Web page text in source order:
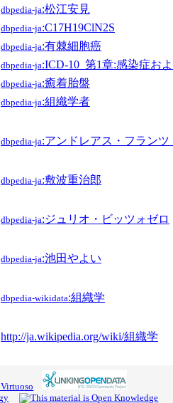
dbpedia-ja:松江安見
dbpedia-ja:C17H19ClN2S
dbpedia-ja:有棘細胞癌
dbpedia-ja:ICD-10_第1章:感染症お
dbpedia-ja:癒着胎盤
dbpedia-ja:組織学者
dbpedia-ja:アンドレアス・フラン
dbpedia-ja:敷波重治郎
dbpedia-ja:ジュリオ・ビッツォゼロ
dbpedia-ja:池田やよい
dbpedia-wikidata:組織学
http://ja.wikipedia.org/wiki/組織学